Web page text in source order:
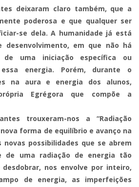
deixaram claro também, que a
poderosa e que qualquer ser
se dela. A humanidade já está
desenvolvimento, em que não há
de uma iniciação específica ou
energia. Porém, durante o
na aura e energia dos alunos,
Egrégora que compõe a
trouxeram-nos a “Radiação
forma de equilíbrio e avanço na
novas possibilidades que se abrem
de uma radiação de energia tão
nos envolve por inteiro,
de energia, as imperfeições